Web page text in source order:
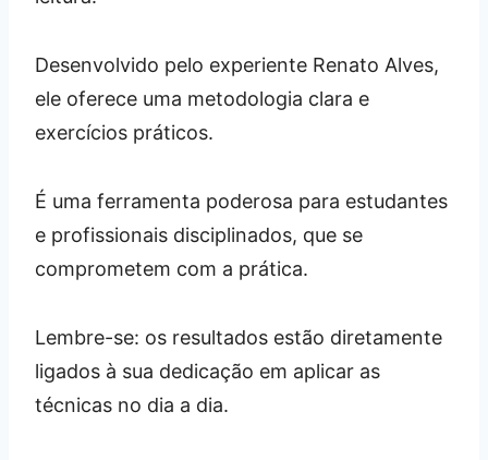
Desenvolvido pelo experiente Renato Alves,
ele oferece uma metodologia clara e
exercícios práticos.
É uma ferramenta poderosa para estudantes
e profissionais disciplinados, que se
comprometem com a prática.
Lembre-se: os resultados estão diretamente
ligados à sua dedicação em aplicar as
técnicas no dia a dia.